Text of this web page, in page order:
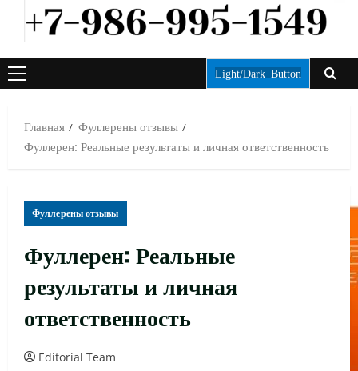
ОСНОВНОЕ
Light/Dark Button
Главная
Фуллерены отзывы
Фуллерен: Реальные результаты и личная ответственность
Фуллерены отзывы
Фуллерен: Реальные
результаты и личная
ответственность
Editorial Team